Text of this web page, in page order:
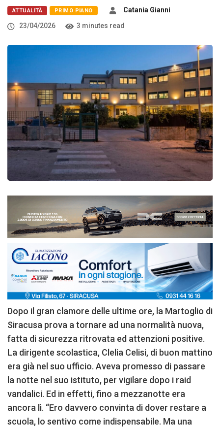
ATTUALITÀ PRIMO PIANO
Catania Gianni
23/04/2026
3 minutes read
Dopo il gran clamore delle ultime ore, la Martoglio di
Siracusa prova a tornare ad una normalità nuova,
fatta di sicurezza ritrovata ed attenzioni positive.
La dirigente scolastica, Clelia Celisi, di buon mattino
era già nel suo ufficio. Aveva promesso di passare
la notte nel suo istituto, per vigilare dopo i raid
vandalici. Ed in effetti, fino a mezzanotte era
ancora lì. “Ero davvero convinta di dover restare a
scuola, lo sentivo come indispensabile. Ma una